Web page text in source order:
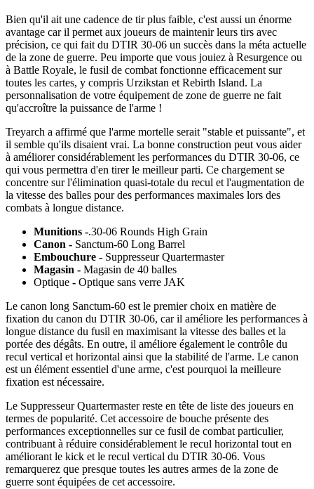
Bien qu'il ait une cadence de tir plus faible, c'est aussi un énorme
avantage car il permet aux joueurs de maintenir leurs tirs avec
précision, ce qui fait du DTIR 30-06 un succès dans la méta actuelle
de la zone de guerre. Peu importe que vous jouiez à Resurgence ou
à Battle Royale, le fusil de combat fonctionne efficacement sur
toutes les cartes, y compris Urzikstan et Rebirth Island. La
personnalisation de votre équipement de zone de guerre ne fait
qu'accroître la puissance de l'arme !
Treyarch a affirmé que l'arme mortelle serait "stable et puissante", et
il semble qu'ils disaient vrai. La bonne construction peut vous aider
à améliorer considérablement les performances du DTIR 30-06, ce
qui vous permettra d'en tirer le meilleur parti. Ce chargement se
concentre sur l'élimination quasi-totale du recul et l'augmentation de
la vitesse des balles pour des performances maximales lors des
combats à longue distance.
Munitions -.30-06 Rounds High Grain
Canon - Sanctum-60 Long Barrel
Embouchure - Suppresseur Quartermaster
Magasin - Magasin de 40 balles
Optique - Optique sans verre JAK
Le canon long Sanctum-60 est le premier choix en matière de
fixation du canon du DTIR 30-06, car il améliore les performances à
longue distance du fusil en maximisant la vitesse des balles et la
portée des dégâts. En outre, il améliore également le contrôle du
recul vertical et horizontal ainsi que la stabilité de l'arme. Le canon
est un élément essentiel d'une arme, c'est pourquoi la meilleure
fixation est nécessaire.
Le Suppresseur Quartermaster reste en tête de liste des joueurs en
termes de popularité. Cet accessoire de bouche présente des
performances exceptionnelles sur ce fusil de combat particulier,
contribuant à réduire considérablement le recul horizontal tout en
améliorant le kick et le recul vertical du DTIR 30-06. Vous
remarquerez que presque toutes les autres armes de la zone de
guerre sont équipées de cet accessoire.